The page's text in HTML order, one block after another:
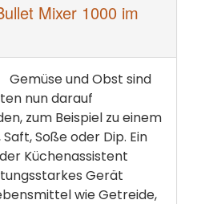
Mixer 1000 im
Gemüse und Obst sind
nun darauf
zum Beispiel zu einem
Soße oder Dip. Ein
Küchenassistent
Gerät
wie Getreide,